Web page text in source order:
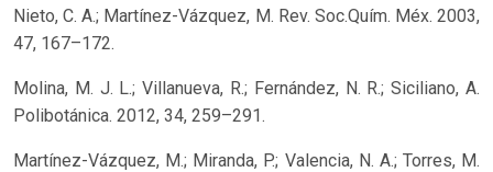
Nieto, C. A.; Martínez-Vázquez, M. Rev. Soc.Quím. Méx. 2003,
47, 167–172.
Molina, M. J. L.; Villanueva, R.; Fernández, N. R.; Siciliano, A.
Polibotánica. 2012, 34, 259–291.
Martínez-Vázquez, M.; Miranda, P.; Valencia, N. A.; Torres, M.